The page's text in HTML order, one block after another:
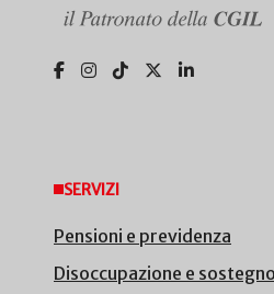
SERVIZI
Pensioni e previdenza
Disoccupazione e